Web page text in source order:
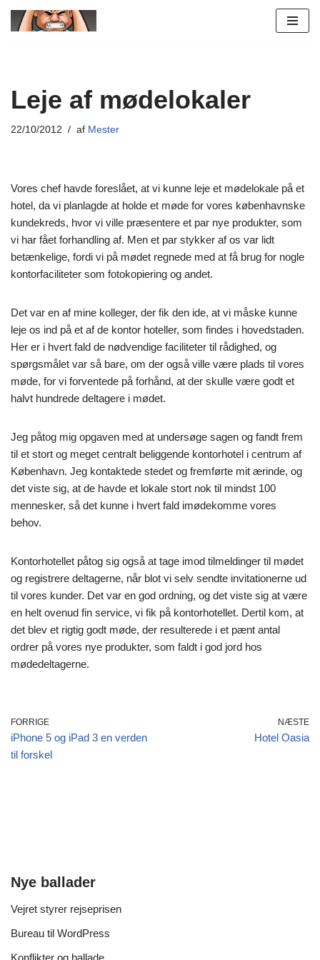
Leje af mødelokaler
22/10/2012 af Mester
Vores chef havde foreslået, at vi kunne leje et mødelokale på et
hotel, da vi planlagde at holde et møde for vores københavnske
kundekreds, hvor vi ville præsentere et par nye produkter, som
vi har fået forhandling af. Men et par stykker af os var lidt
betænkelige, fordi vi på mødet regnede med at få brug for nogle
kontorfaciliteter som fotokopiering og andet.
Det var en af mine kolleger, der fik den ide, at vi måske kunne
leje os ind på et af de kontor hoteller, som findes i hovedstaden.
Her er i hvert fald de nødvendige faciliteter til rådighed, og
spørgsmålet var så bare, om der også ville være plads til vores
møde, for vi forventede på forhånd, at der skulle være godt et
halvt hundrede deltagere i mødet.
Jeg påtog mig opgaven med at undersøge sagen og fandt frem
til et stort og meget centralt beliggende kontorhotel i centrum af
København. Jeg kontaktede stedet og fremførte mit ærinde, og
det viste sig, at de havde et lokale stort nok til mindst 100
mennesker, så det kunne i hvert fald imødekomme vores
behov.
Kontorhotellet påtog sig også at tage imod tilmeldinger til mødet
og registrere deltagerne, når blot vi selv sendte invitationerne ud
til vores kunder. Det var en god ordning, og det viste sig at være
en helt ovenud fin service, vi fik på kontorhotellet. Dertil kom, at
det blev et rigtig godt møde, der resulterede i et pænt antal
ordrer på vores nye produkter, som faldt i god jord hos
mødedeltagerne.
FORRIGE
iPhone 5 og iPad 3 en verden
til forskel
NÆSTE
Hotel Oasia
Nye ballader
Vejret styrer rejseprisen
Bureau til WordPress
Konflikter og ballade